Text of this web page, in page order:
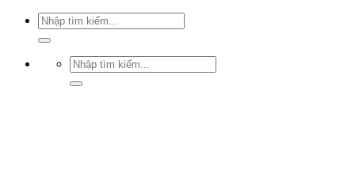
Tìm
kiếm:
Tìm
kiếm: